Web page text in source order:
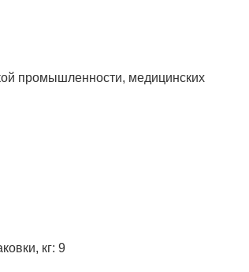
Костюм по ЛУЧШЕЙ ЦЕНЕ!
промышленности, медицинских
кг: 9